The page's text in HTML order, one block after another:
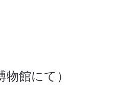
館にて）